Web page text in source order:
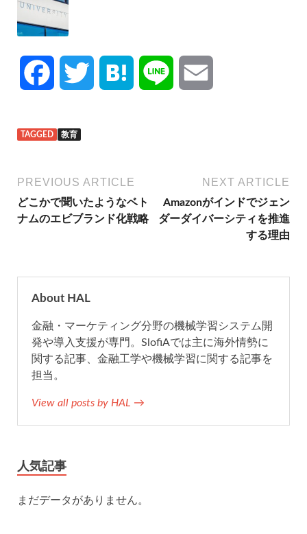
c
e
b
o
t
t
r
i
TAGGED 教育
PREVIOUS ARTICLE
どこかで聞いたようなベト
ナムのエビブランド化戦略
NEXT ARTICLE
Amazonがインドでジェン
ダーダイバーシティを推進
する理由
About HAL
金融・マーケティング分野の機械学習システム開
発や導入支援が専門。SlofiAでは主に海外情勢に
関する記事、金融工学や機械学習に関する記事を
担当。
View all posts by HAL →
人気記事
まだデータがありません。